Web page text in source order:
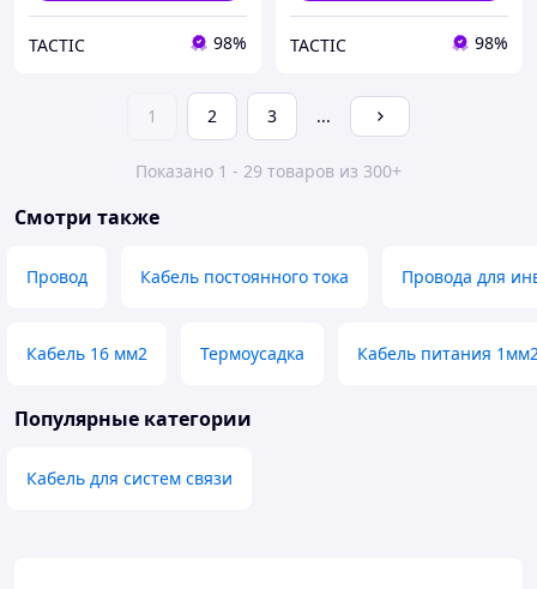
TACTIC 98% TACTIC 98%
1 2 3 ...
Показано 1 - 29 товаров из 300+
Смотри также
Провод Кабель постоянного тока Провода для
Кабель 16 мм2 Термоусадка Кабель питания
Популярные категории
Кабель для систем связи